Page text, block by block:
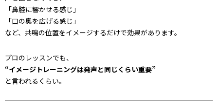
「鼻腔に響かせる感じ」
「口の奥を広げる感じ」
など、共鳴の位置をイメージするだけで効果があります。
プロのレッスンでも、
“イメージトレーニングは発声と同じくらい重要”
と言われるくらい。